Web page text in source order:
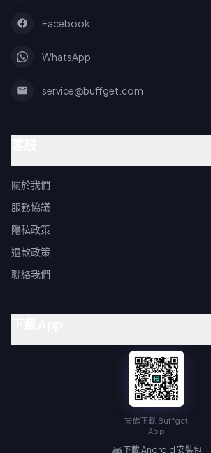
Facebook
WhatsApp
service@buffget.com
關於我們
服務協議
隱私政策
退款政策
聯絡我們
掃碼下載 Buffget
App
下載 Android 安裝包